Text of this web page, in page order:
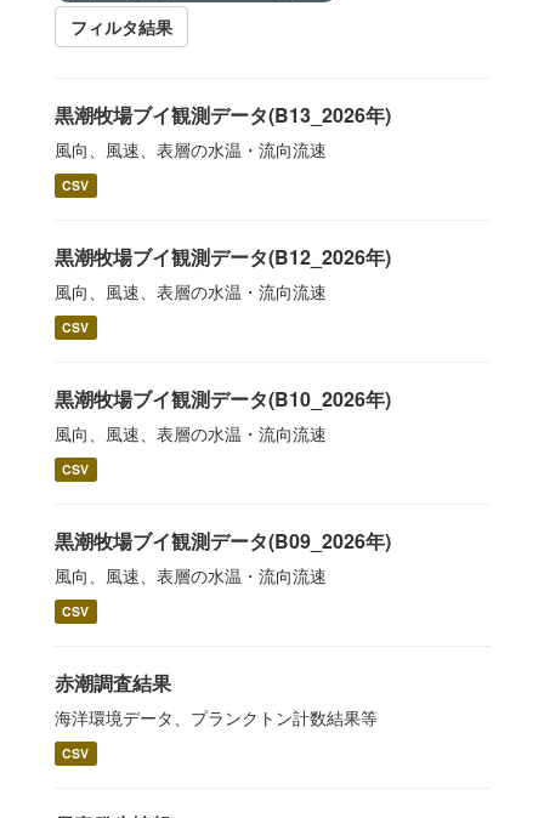
フィルタ結果
黒潮牧場ブイ観測データ(B13_2026年)
風向、風速、表層の水温・流向流速
CSV
黒潮牧場ブイ観測データ(B12_2026年)
風向、風速、表層の水温・流向流速
CSV
黒潮牧場ブイ観測データ(B10_2026年)
風向、風速、表層の水温・流向流速
CSV
黒潮牧場ブイ観測データ(B09_2026年)
風向、風速、表層の水温・流向流速
CSV
赤潮調査結果
海洋環境データ、プランクトン計数結果等
CSV